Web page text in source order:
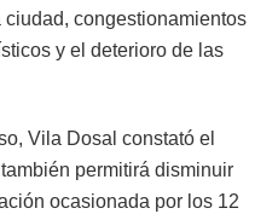
congestionamientos
y el deterioro de las
Vila Dosal constató el
permitirá disminuir
ocasionada por los 12